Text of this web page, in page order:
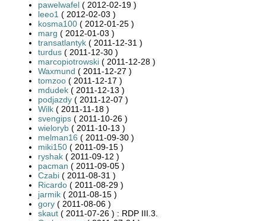
pawelwafel ( 2012-02-19 )
leeo1 ( 2012-02-03 )
kosma100 ( 2012-01-25 )
marg ( 2012-01-03 )
transatlantyk ( 2011-12-31 )
turdus ( 2011-12-30 )
marcopiotrowski ( 2011-12-28 )
Waxmund ( 2011-12-27 )
tomzoo ( 2011-12-17 )
mdudek ( 2011-12-13 )
podjazdy ( 2011-12-07 )
Wilk ( 2011-11-18 )
svengips ( 2011-10-26 )
wieloryb ( 2011-10-13 )
melman16 ( 2011-09-30 )
miki150 ( 2011-09-15 )
ryshak ( 2011-09-12 )
pacman ( 2011-09-05 )
Czabi ( 2011-08-31 )
Ricardo ( 2011-08-29 )
jarmik ( 2011-08-15 )
gory ( 2011-08-06 )
skaut ( 2011-07-26 ) : RDP III.3.